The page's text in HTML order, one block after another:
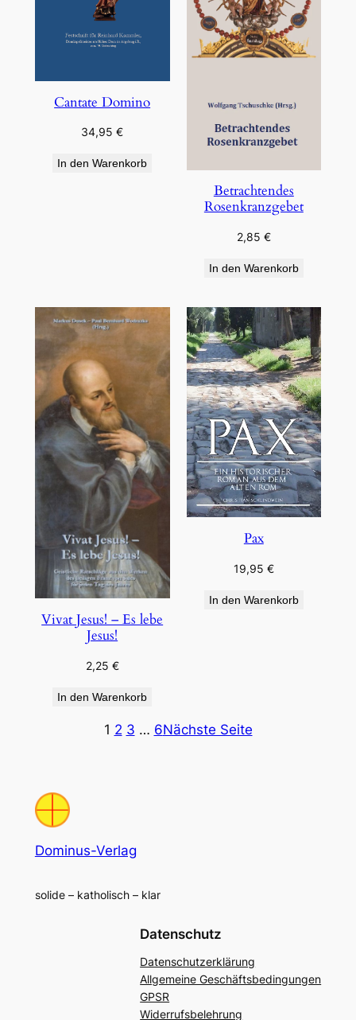
Cantate Domino
34,95€
In den Warenkorb
Betrachtendes
Rosenkranzgebet
2,85 €
In den Warenkorb
Vivat Jesus! – Es lebe
Jesus!
2,25 €
In den Warenkorb
Pax
19,95 €
In den Warenkorb
1 2 3 … 6Nächste Seite
Dominus-Verlag
solide – katholisch – klar
Datenschutz
Datenschutzerklärung
Allgemeine Geschäftsbedingungen
GPSR
Widerrufsbelehrung